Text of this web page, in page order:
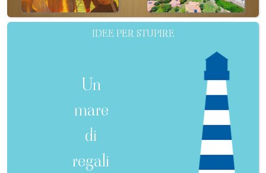
IDEE PER STUPIRE
Un
mare
di
regali